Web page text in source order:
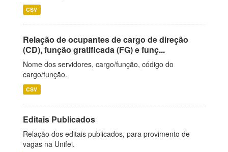
CSV
Relação de ocupantes de cargo de direção
(CD), função gratificada (FG) e funç...
Nome dos servidores, cargo/função, código do
cargo/função.
CSV
Editais Publicados
Relação dos editais publicados, para provimento de
vagas na Unifei.